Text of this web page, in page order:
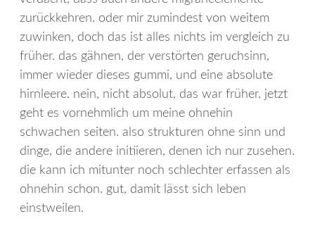
zurückkehren. oder mir zumindest von weitem
zuwinken, doch das ist alles nichts im vergleich zu
früher. das gähnen, der verstörten geruchsinn,
immer wieder dieses gummi, und eine absolute
hirnleere. nein, nicht absolut, das war früher. jetzt
geht es vornehmlich um meine ohnehin
schwachen seiten. also strukturen ohne sinn und
dinge, die andere initiieren, denen ich nur zusehen.
die kann ich mitunter noch schlechter erfassen als
ohnehin schon. gut, damit lässt sich leben
einstweilen.